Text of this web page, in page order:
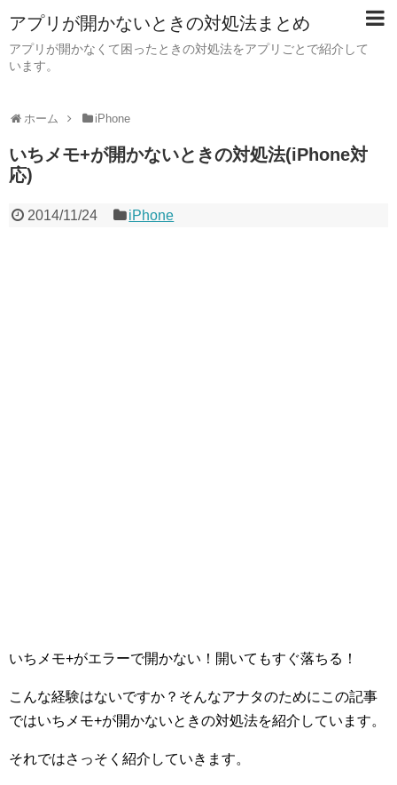
アプリが開かないときの対処法まとめ
アプリが開かなくて困ったときの対処法をアプリごとで紹介して
います。
ホーム iPhone
いちメモ+が開かないときの対処法(iPhone対
応)
2014/11/24 iPhone
いちメモ+がエラーで開かない！開いてもすぐ落ちる！
こんな経験はないですか？そんなアナタのためにこの記事
ではいちメモ+が開かないときの対処法を紹介しています。
それではさっそく紹介していきます。